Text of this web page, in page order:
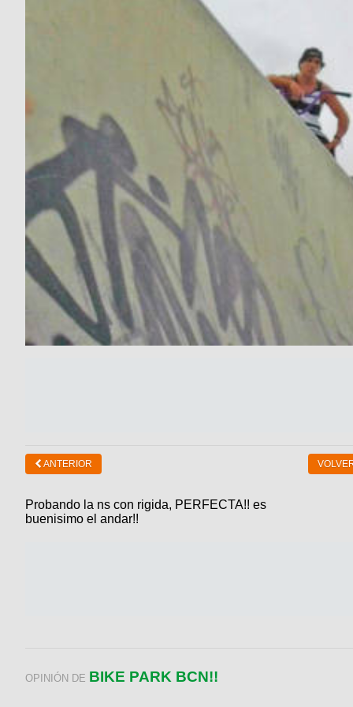
ANTERIOR
Probando la ns con rigida, PERFECTA!! es
buenisimo el andar!!
OPINIÓN DE BIKE PARK BCN!!